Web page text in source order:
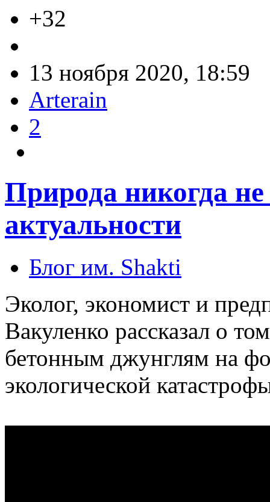
+32
13 ноября 2020, 18:59
Arterain
2
Природа никогда не
актуальности
Блог им. Shakti
Эколог, экономист и
Вакуленко рассказал о
бетонным джунглям на
экологической